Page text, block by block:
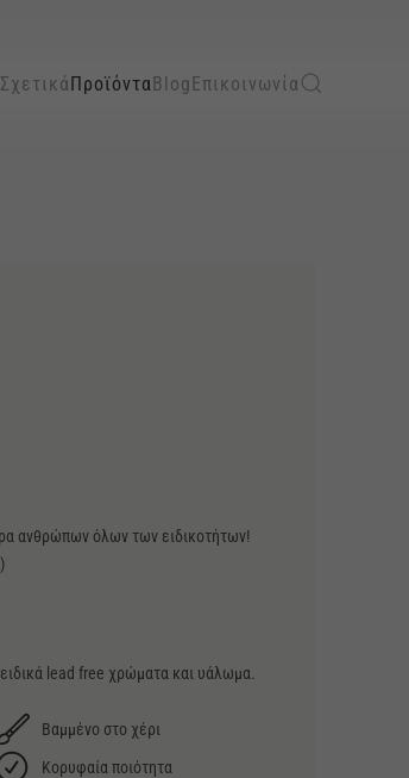
ΣχετικάΠροϊόνταBlogΕπικοινωνία
ανθρώπων όλων των ειδικοτήτων!
lead free χρώματα και υάλωμα.
Βαμμένο στο χέρι
Κορυφαία ποιότητα